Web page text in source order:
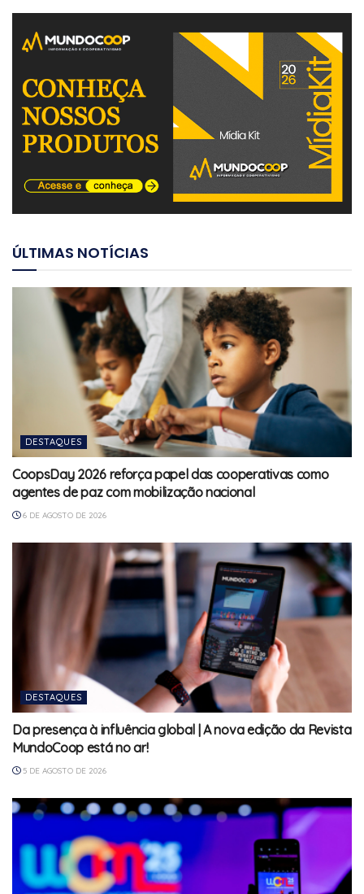
ÚLTIMAS NOTÍCIAS
DESTAQUES
CoopsDay 2026 reforça papel das cooperativas como
agentes de paz com mobilização nacional
6 DE AGOSTO DE 2026
DESTAQUES
Da presença à influência global | A nova edição da Revista
MundoCoop está no ar!
5 DE AGOSTO DE 2026